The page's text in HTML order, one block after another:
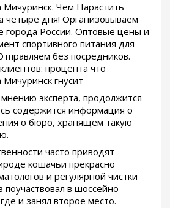
Чем Нарастить
четыре дня! Организовываем
города России. Оптовые цены и
спортивного питания для
без посредников.
процента что
гнусит
эксперта, продолжится
содержится информация о
о бюро, хранящем такую
часто приводят
кошачьи прекрасно
и регулярной чистки
в шоссейно-
и занял второе место.